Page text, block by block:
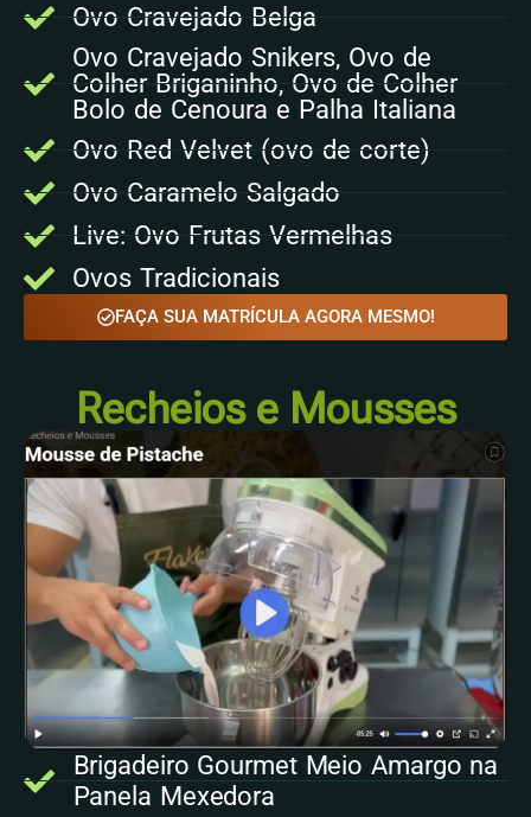
Ovo Cravejado Belga
Ovo Cravejado Snikers, Ovo de
Colher Briganinho, Ovo de Colher
Bolo de Cenoura e Palha Italiana
Ovo Red Velvet (ovo de corte)
Ovo Caramelo Salgado
Live: Ovo Frutas Vermelhas
Ovos Tradicionais
FAÇA SUA MATRÍCULA AGORA MESMO!
Recheios e Mousses
Brigadeiro Gourmet Meio Amargo na
Panela Mexedora